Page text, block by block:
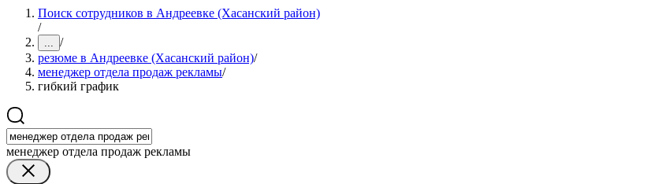
Поиск сотрудников в Андреевке (Хасанский район)
/
... /
резюме в Андреевке (Хасанский район)/
менеджер отдела продаж рекламы/
гибкий график
менеджер отдела продаж рекламы